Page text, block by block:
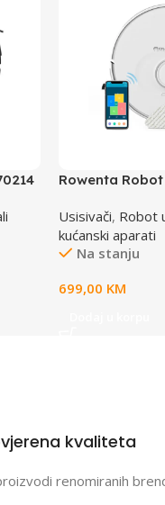
Rowenta
Usisivači, Robot
kućanski aparati
Na stanju
699,00 KM
kvaliteta
renomiranih